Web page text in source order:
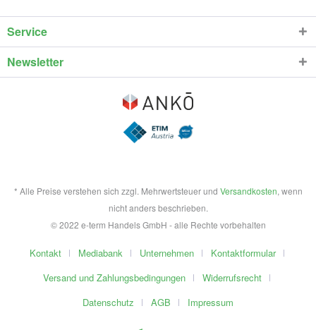
Service
Newsletter
* Alle Preise verstehen sich zzgl. Mehrwertsteuer und Versandkosten, wenn
nicht anders beschrieben.
© 2022 e-term Handels GmbH - alle Rechte vorbehalten
Kontakt Mediabank Unternehmen
Kontaktformular
Versand und Zahlungsbedingungen
Widerrufsrecht
Datenschutz
AGB Impressum